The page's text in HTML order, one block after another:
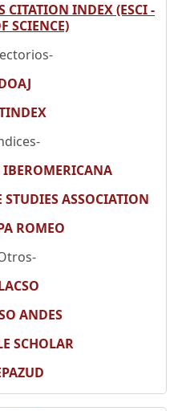
CITATION INDEX (ESCI -
SCIENCE)
STUDIES ASSOCIATION
ROMEO
ANDES
SCHOLAR